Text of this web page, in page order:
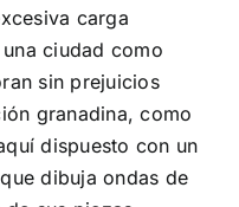
carga
ciudad como
sin prejuicios
granadina, como
dispuesto con un
dibuja ondas de